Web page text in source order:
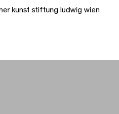
kunst stiftung ludwig wien